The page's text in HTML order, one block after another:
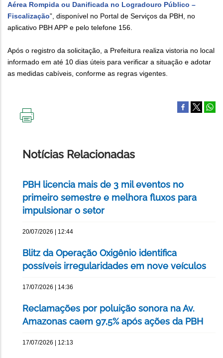
Aérea Rompida ou Danificada no Logradouro Público –
Fiscalização”, disponível no Portal de Serviços da PBH, no
aplicativo PBH APP e pelo telefone 156.
Após o registro da solicitação, a Prefeitura realiza vistoria no local
informado em até 10 dias úteis para verificar a situação e adotar
as medidas cabíveis, conforme as regras vigentes.
Notícias Relacionadas
PBH licencia mais de 3 mil eventos no
primeiro semestre e melhora fluxos para
impulsionar o setor
20/07/2026 | 12:44
Blitz da Operação Oxigênio identifica
possíveis irregularidades em nove veículos
17/07/2026 | 14:36
Reclamações por poluição sonora na Av.
Amazonas caem 97,5% após ações da PBH
17/07/2026 | 12:13